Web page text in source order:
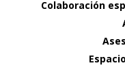
Colaboración